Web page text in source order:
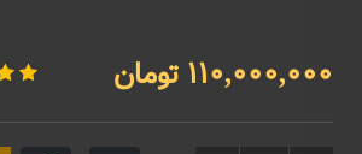
110,000,000 تومان